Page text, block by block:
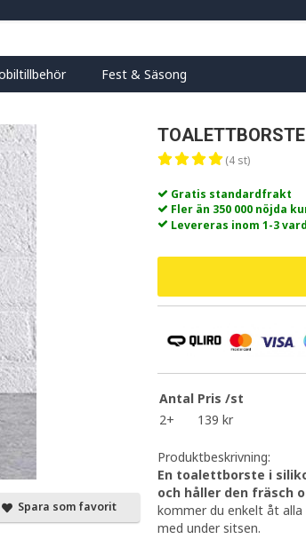
Fest & Säsong
(4 st)
Gratis standardfrakt
Fler än 350 000 nöjda
Levereras inom 1-3
Antal Pris /st
2+
139 kr
Produktbeskrivning:
En toalettborste i
och håller den fräsch
kommer du enkelt åt
med under sitsen.
Spara som favorit